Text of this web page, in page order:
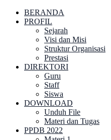
BERANDA
PROFIL
Sejarah
Visi dan Misi
Struktur Organisasi
Prestasi
DIREKTORI
Guru
Staff
Siswa
DOWNLOAD
Unduh File
Materi dan Tugas
PPDB 2022